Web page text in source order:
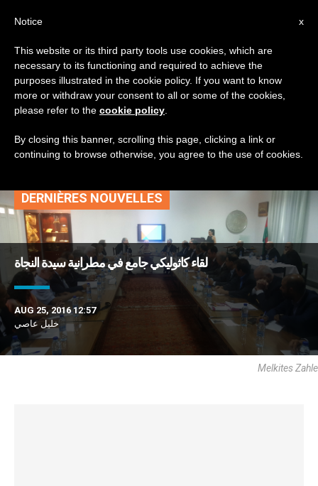
TAG
Posts Tagged ‘لقاء
كاثوليكي’
DERNIÈRES NOUVELLES
لقاء كاثوليكي جامع في مطرانية سيدة النجاة
AUG 25, 2016 12:57
خليل عاصي
Melkites Zahle
x
Notice
This website or its third party tools use cookies, which are
necessary to its functioning and required to achieve the
purposes illustrated in the cookie policy. If you want to know
more or withdraw your consent to all or some of the cookies,
please refer to the cookie policy
By closing this banner, scrolling this page, clicking a link or
continuing to browse otherwise, you agree to the use of cookies.